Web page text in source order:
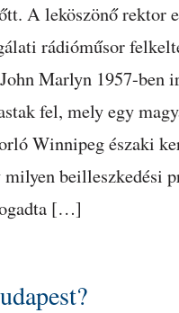
A leköszönő rektor
rádióműsor
Marlyn 1957-ben
fel, mely egy
Winnipeg északi
beilleszkedési
[…]